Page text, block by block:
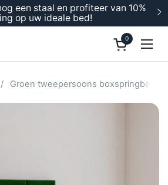
een staal en profiteer van 10%
op uw ideale bed!
0
/ Groen tweepersoons boxspringbed